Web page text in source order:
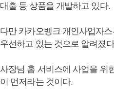
대출 등 상품을 개발하고 있다.
다만 카카오뱅크 개인사업자
우선하고 있는 것으로 알려졌
사장님 홈 서비스에 사업을 위
이 먼저라는 것이다.